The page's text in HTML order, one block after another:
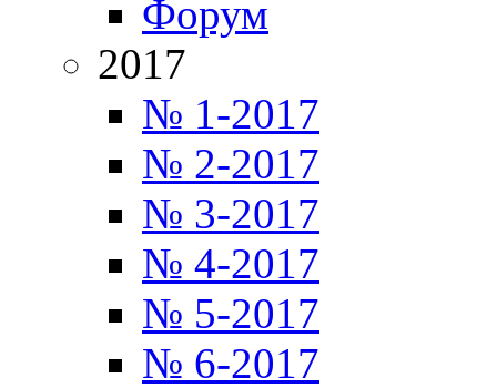
Форум
2017
№ 1-2017
№ 2-2017
№ 3-2017
№ 4-2017
№ 5-2017
№ 6-2017